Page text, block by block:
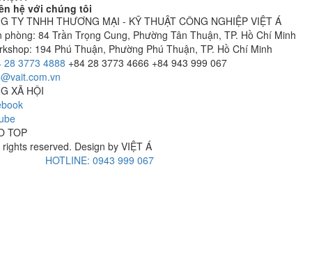
hệ với chúng tôi
TY TNHH THƯƠNG MẠI - KỸ THUẬT CÔNG NGHIỆP VIỆT Á
phòng: 84 Trần Trọng Cung, Phường Tân Thuận, TP. Hồ Chí Minh
194 Phú Thuận, Phường Phú Thuận, TP. Hồ Chí Minh
28 3773 4888 +84 28 3773 4666 +84 943 999 067
XÃ HỘI
TOP
rights reserved. Design by VIỆT Á
HOTLINE: 0943 999 067